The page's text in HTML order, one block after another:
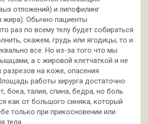
отложений) и липофилинг
жира). Обычно пациенты
раз по всему телу будет собираться
скажем, грудь или ягодицы, то и
все. Но из-за того что мы
а с жировой клетчаткой и не
на коже, опасения
работы хирурга достаточно
бока, талия, спина, бедра, но боль
как от большого синяка, который
только при прикосновении или
тела.